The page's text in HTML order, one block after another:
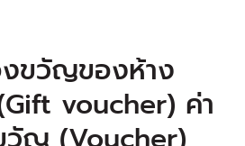
ขวัญของห้าง
voucher) ค่า